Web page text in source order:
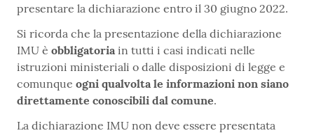
presentare la dichiarazione entro il 30 giugno 2022.
Si ricorda che la presentazione della dichiarazione
IMU è obbligatoria in tutti i casi indicati nelle
istruzioni ministeriali o dalle disposizioni di legge e
comunque ogni qualvolta le informazioni non siano
direttamente conoscibili dal comune.
La dichiarazione IMU non deve essere presentata